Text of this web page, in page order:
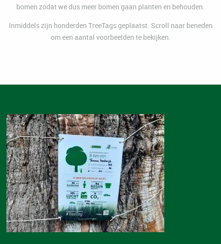
bomen zodat we dus meer bomen gaan planten en behouden.
Inmiddels zijn honderden TreeTags geplaatst. Scroll naar beneden
om een aantal voorbeelden te bekijken.